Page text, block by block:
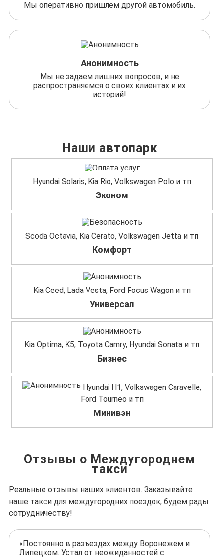
Мы оперативно пришлем другой автомобиль.
Анонимность
Мы не задаем лишних вопросов, и не
распространяемся о своих клиентах и их
историй!
Наши автопарк
Hyundai Solaris, Kia Rio, Volkswagen Polo и тп
Эконом
Scoda Octavia, Kia Cerato, Volkswagen Jetta и тп
Комфорт
Kia Ceed, Lada Vesta, Ford Focus Wagon и тп
Универсал
Kia Optima, K5, Toyota Camry, Hyundai Sonata и тп
Бизнес
Hyundai H1, Volkswagen Caravelle,
Ford Tourneo и тп
Минивэн
Отзывы о Междугороднем
такси
Реальные отзывы наших клиентов. Заказывайте
наше такси для междугородних поездок, будем рады
сотрудничеству!
«Постоянно в разъездах между Воронежем и
Липецком. Устал от неожиданностей с